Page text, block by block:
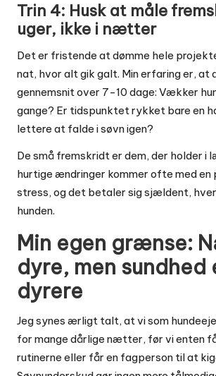
Trin 4: Husk at måle
uger, ikke i nætter
Det er fristende at dømme hele
nat, hvor alt gik galt. Min erfaring er, at
gennemsnit over 7-10 dage: Vækker
gange? Er tidspunktet rykket bare en
lettere at falde i søvn igen?
De små fremskridt er dem, der holder i
hurtige ændringer kommer ofte med en
stress, og det betaler sig sjældent,
hunden.
Min egen grænse:
dyre, men sundhed
dyrere
Jeg synes ærligt talt, at vi som
for mange dårlige nætter, før vi enten
rutinerne eller får en fagperson til at